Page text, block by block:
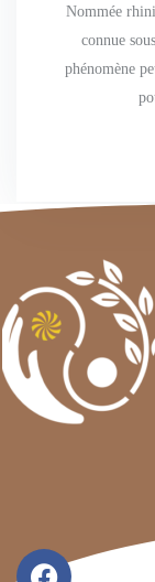
Nommée
connue
phénomène